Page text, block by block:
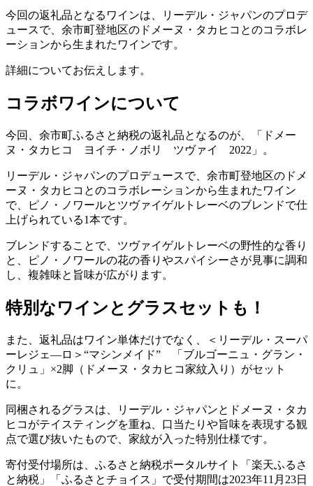
今回の返礼品となるワインは、リーデル・ジャパンのプロデ
ュースで、余市町登地区のドメーヌ・タカヒコとのコラボレ
ーションから生まれたワインです。
詳細についてお伝えします。
コラボワインについて
今回、余市町ふるさと納税の返礼品となるのが、「ドメー
ヌ・タカヒコ ヨイチ・ノボリ ツヴァイ 2022」。
リーデル・ジャパンのプロデュースで、余市町登地区のドメ
ーヌ・タカヒコとのコラボレーションから生まれたワイン
で、ピノ・ノワールとツヴァイゲルトレーベのブレンドで仕
上げられている1本です。
ブレンドすることで、ツヴァイゲルトレーベの野性的な香り
と、ピノ・ノワールの花の香りやスパイシーさが見事に調和
し、複雑味と旨味が広がります。
特別なワインとグラスセットも！
また、返礼品はワイン単体だけでなく、＜リーデル・スーパ
ーレジェ―ロ＞“マシンメイド” 「ブルゴーニュ・グラン・
クリュ」×2脚（ドメーヌ・タカヒコ家紋入り）がセット
に。
同梱されるグラスは、リーデル・ジャパンとドメーヌ・タカ
ヒコがテイスティングを重ね、口当たりや旨味を表現する観
点で選び抜いたもので、家紋が入った特別仕様です。
寄付受付場所は、ふるさと納税ポータルサイト「楽天ふるさ
と納税」「ふるさとチョイス」で受付期間は2023年11月23日